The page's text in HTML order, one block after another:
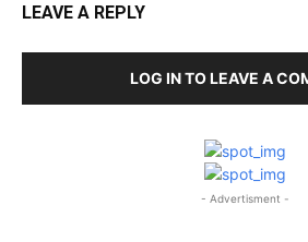
LEAVE A REPLY
LOG IN TO LEAVE A
- Advertisment -